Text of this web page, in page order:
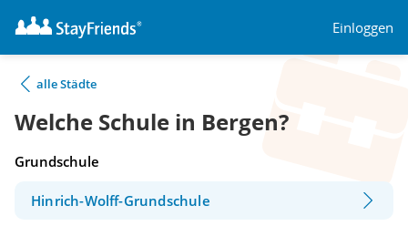
Einloggen
alle Städte
Welche Schule in Bergen?
Grundschule
Hinrich-Wolff-Grundschule